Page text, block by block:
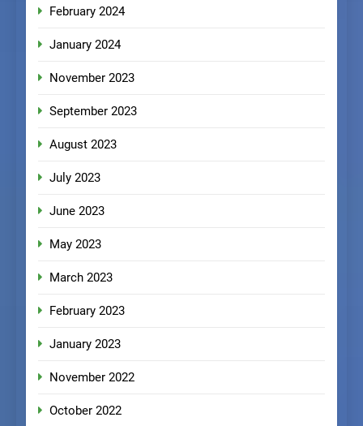
February 2024
January 2024
November 2023
September 2023
August 2023
July 2023
June 2023
May 2023
March 2023
February 2023
January 2023
November 2022
October 2022